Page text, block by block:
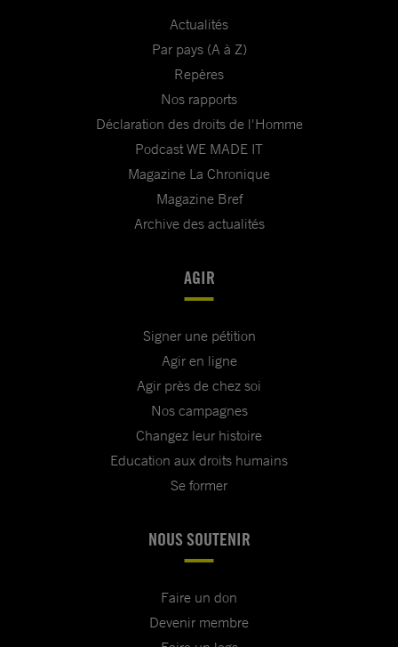
Actualités
Par pays (A à Z)
Repères
Nos rapports
Déclaration des droits de l'Homme
Podcast WE MADE IT
Magazine La Chronique
Magazine Bref
Archive des actualités
AGIR
Signer une pétition
Agir en ligne
Agir près de chez soi
Nos campagnes
Changez leur histoire
Education aux droits humains
Se former
NOUS SOUTENIR
Faire un don
Devenir membre